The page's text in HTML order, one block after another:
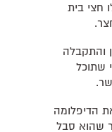
חצי בית
והתקבלה
שתוכל
הדיפלומה
שהוא סבל